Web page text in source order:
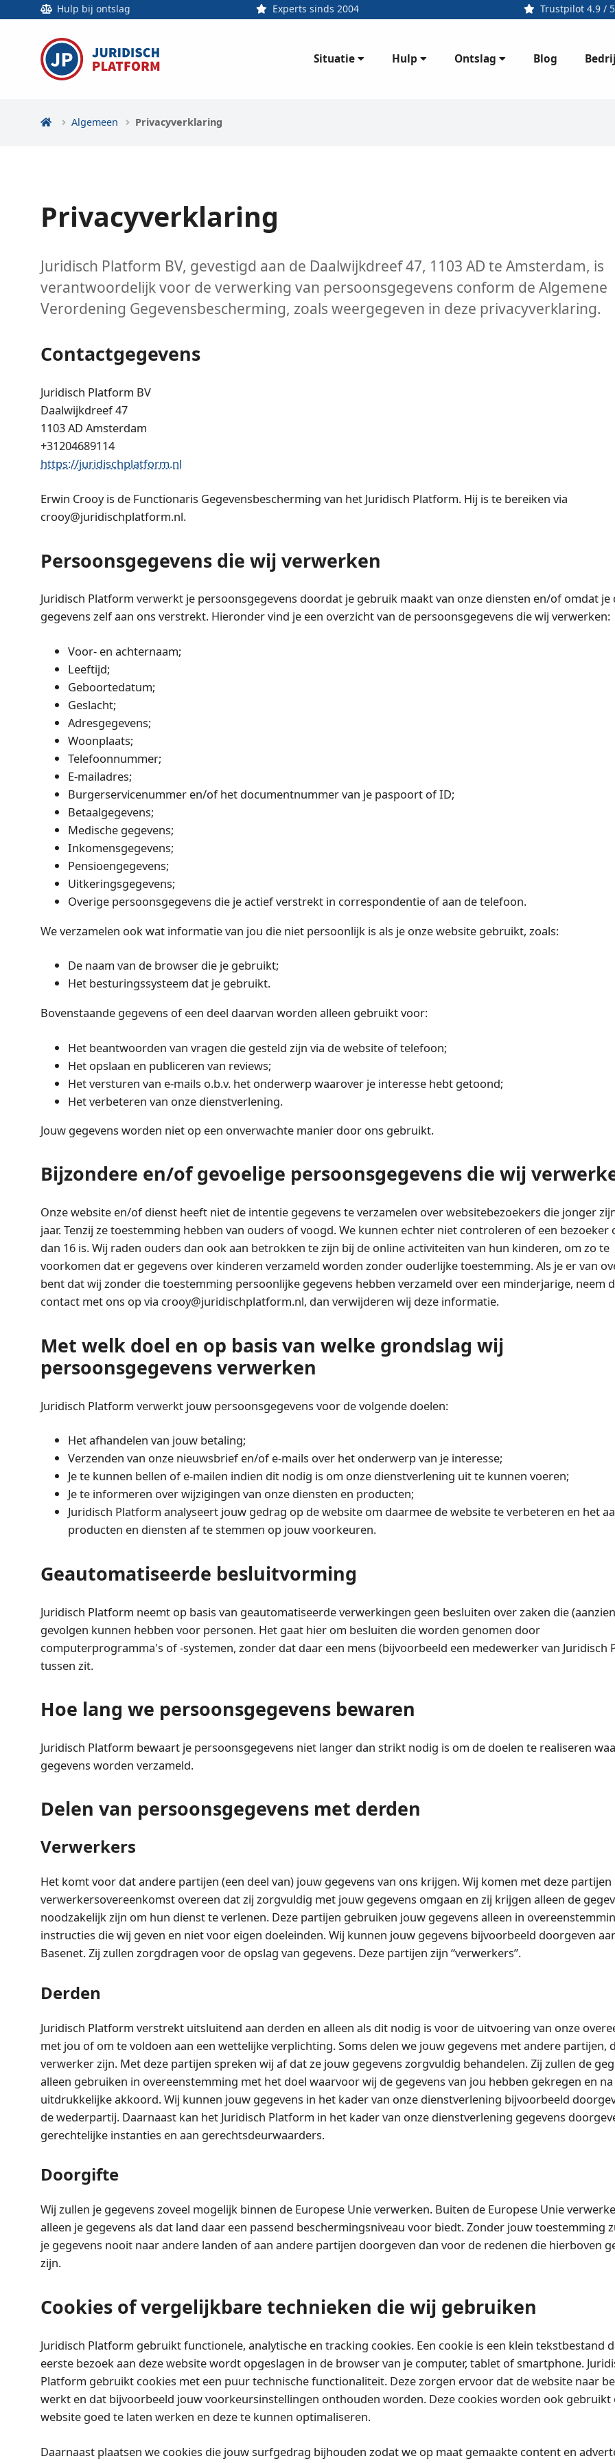
Hulp bij ontslag Experts sinds 2004 Trustpilot 4.9 / 5
Situatie Hulp Ontslag Blog
Algemeen Privacyverklaring
Privacyverklaring
Juridisch Platform BV, gevestigd aan de Daalwijkdreef 47, 1103 AD te Amsterdam, is
verantwoordelijk voor de verwerking van persoonsgegevens conform de Algemene
Verordening Gegevensbescherming, zoals weergegeven in deze privacyverklaring.
Contactgegevens
Juridisch Platform BV
Daalwijkdreef 47
1103 AD Amsterdam
+31204689114
https://juridischplatform.nl
Erwin Crooy is de Functionaris Gegevensbescherming van het Juridisch Platform. Hij is te bereiken via
crooy@juridischplatform.nl.
Persoonsgegevens die wij verwerken
Juridisch Platform verwerkt je persoonsgegevens doordat je gebruik maakt van onze diensten en/of omdat je
gegevens zelf aan ons verstrekt. Hieronder vind je een overzicht van de persoonsgegevens die wij verwerken:
Voor- en achternaam;
Leeftijd;
Geboortedatum;
Geslacht;
Adresgegevens;
Woonplaats;
Telefoonnummer;
E-mailadres;
Burgerservicenummer en/of het documentnummer van je paspoort of ID;
Betaalgegevens;
Medische gegevens;
Inkomensgegevens;
Pensioengegevens;
Uitkeringsgegevens;
Overige persoonsgegevens die je actief verstrekt in correspondentie of aan de telefoon.
We verzamelen ook wat informatie van jou die niet persoonlijk is als je onze website gebruikt, zoals:
De naam van de browser die je gebruikt;
Het besturingssysteem dat je gebruikt.
Bovenstaande gegevens of een deel daarvan worden alleen gebruikt voor:
Het beantwoorden van vragen die gesteld zijn via de website of telefoon;
Het opslaan en publiceren van reviews;
Het versturen van e-mails o.b.v. het onderwerp waarover je interesse hebt getoond;
Het verbeteren van onze dienstverlening.
Jouw gegevens worden niet op een onverwachte manier door ons gebruikt.
Bijzondere en/of gevoelige persoonsgegevens die wij
Onze website en/of dienst heeft niet de intentie gegevens te verzamelen over websitebezoekers die jonger
jaar. Tenzij ze toestemming hebben van ouders of voogd. We kunnen echter niet controleren of een bezoeker
dan 16 is. Wij raden ouders dan ook aan betrokken te zijn bij de online activiteiten van hun kinderen, om zo te
voorkomen dat er gegevens over kinderen verzameld worden zonder ouderlijke toestemming. Als je er van
bent dat wij zonder die toestemming persoonlijke gegevens hebben verzameld over een minderjarige, neem
contact met ons op via crooy@juridischplatform.nl, dan verwijderen wij deze informatie.
Met welk doel en op basis van welke grondslag wij
persoonsgegevens verwerken
Juridisch Platform verwerkt jouw persoonsgegevens voor de volgende doelen:
Het afhandelen van jouw betaling;
Verzenden van onze nieuwsbrief en/of e-mails over het onderwerp van je interesse;
Je te kunnen bellen of e-mailen indien dit nodig is om onze dienstverlening uit te kunnen voeren;
Je te informeren over wijzigingen van onze diensten en producten;
Juridisch Platform analyseert jouw gedrag op de website om daarmee de website te verbeteren en het
producten en diensten af te stemmen op jouw voorkeuren.
Geautomatiseerde besluitvorming
Juridisch Platform neemt op basis van geautomatiseerde verwerkingen geen besluiten over zaken die
gevolgen kunnen hebben voor personen. Het gaat hier om besluiten die worden genomen door
computerprogramma's of -systemen, zonder dat daar een mens (bijvoorbeeld een medewerker van Juridisch
tussen zit.
Hoe lang we persoonsgegevens bewaren
Juridisch Platform bewaart je persoonsgegevens niet langer dan strikt nodig is om de doelen te realiseren
gegevens worden verzameld.
Delen van persoonsgegevens met derden
Verwerkers
Het komt voor dat andere partijen (een deel van) jouw gegevens van ons krijgen. Wij komen met deze partijen
verwerkersovereenkomst overeen dat zij zorgvuldig met jouw gegevens omgaan en zij krijgen alleen de
noodzakelijk zijn om hun dienst te verlenen. Deze partijen gebruiken jouw gegevens alleen in
instructies die wij geven en niet voor eigen doeleinden. Wij kunnen jouw gegevens bijvoorbeeld doorgeven
Basenet. Zij zullen zorgdragen voor de opslag van gegevens. Deze partijen zijn “verwerkers”.
Derden
Juridisch Platform verstrekt uitsluitend aan derden en alleen als dit nodig is voor de uitvoering van onze
met jou of om te voldoen aan een wettelijke verplichting. Soms delen we jouw gegevens met andere partijen,
verwerker zijn. Met deze partijen spreken wij af dat ze jouw gegevens zorgvuldig behandelen. Zij zullen de
alleen gebruiken in overeenstemming met het doel waarvoor wij de gegevens van jou hebben gekregen en
uitdrukkelijke akkoord. Wij kunnen jouw gegevens in het kader van onze dienstverlening bijvoorbeeld
de wederpartij. Daarnaast kan het Juridisch Platform in het kader van onze dienstverlening gegevens
gerechtelijke instanties en aan gerechtsdeurwaarders.
Doorgifte
Wij zullen je gegevens zoveel mogelijk binnen de Europese Unie verwerken. Buiten de Europese Unie
alleen je gegevens als dat land daar een passend beschermingsniveau voor biedt. Zonder jouw toestemming
je gegevens nooit naar andere landen of aan andere partijen doorgeven dan voor de redenen die hierboven
zijn.
Cookies of vergelijkbare technieken die wij gebruiken
Juridisch Platform gebruikt functionele, analytische en tracking cookies. Een cookie is een klein tekstbestand
eerste bezoek aan deze website wordt opgeslagen in de browser van je computer, tablet of smartphone.
Platform gebruikt cookies met een puur technische functionaliteit. Deze zorgen ervoor dat de website naar
werkt en dat bijvoorbeeld jouw voorkeursinstellingen onthouden worden. Deze cookies worden ook gebruikt
website goed te laten werken en deze te kunnen optimaliseren.
Daarnaast plaatsen we cookies die jouw surfgedrag bijhouden zodat we op maat gemaakte content en